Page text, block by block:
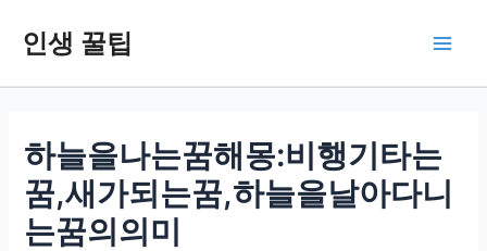
로
인생 꿀팁
하늘을나는꿈해몽:비행기타는
꿈,새가되는꿈,하늘을날아다니
는꿈의의미